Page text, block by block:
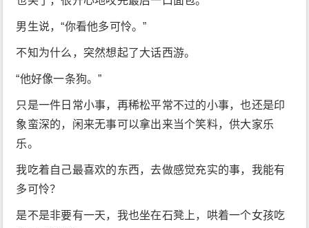
男生说，“你看他多可怜。”
不知为什么，突然想起了大话西游。
“他好像一条狗。”
只是一件日常小事，再稀松平常不过的小事，也还是印
象蛮深的，闲来无事可以拿出来当个笑料，供大家乐
乐。
我吃着自己最喜欢的东西，去做感觉充实的事，我能有
多可怜？
是不是非要有一天，我也坐在石凳上，哄着一个女孩吃